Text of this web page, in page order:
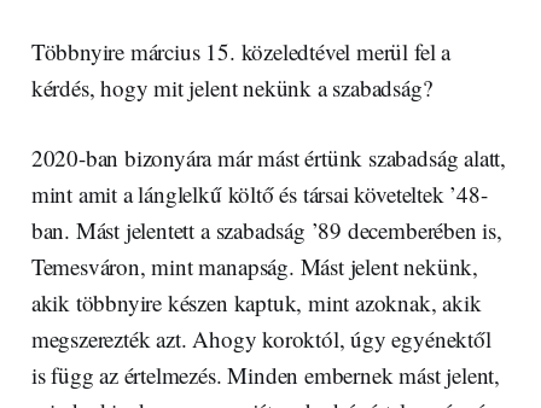
Többnyire március 15. közeledtével merül fel a
kérdés, hogy mit jelent nekünk a szabadság?
2020-ban bizonyára már mást értünk szabadság alatt,
mint amit a lánglelkű költő és társai követeltek ’48-
ban. Mást jelentett a szabadság ’89 decemberében is,
Temesváron, mint manapság. Mást jelent nekünk,
akik többnyire készen kaptuk, mint azoknak, akik
megszerezték azt. Ahogy koroktól, úgy egyénektől
is függ az értelmezés. Minden embernek mást jelent,